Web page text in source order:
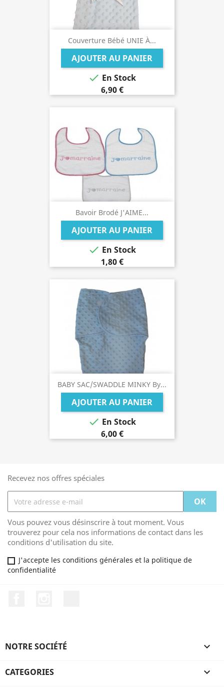
Couverture Bébé UNIE À...
AJOUTER AU PANIER
 En Stock
6,90 €
Bavoir Brodé J'AIME...
AJOUTER AU PANIER
 En Stock
1,80 €
BABY SAC/SWADDLE MINKY By...
AJOUTER AU PANIER
 En Stock
6,00 €
Recevez nos offres spéciales
Vous pouvez vous désinscrire à tout moment. Vous
trouverez pour cela nos informations de contact dans les
conditions d'utilisation du site.
J'accepte les conditions générales et la politique de
confidentialité
NOTRE SOCIÉTÉ 
CATEGORIES 